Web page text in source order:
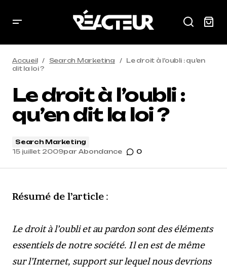
Accueil Search Marketing
Le droit à l’oubli : qu’en
dit la loi ?
Le droit à l’oubli :
qu’en dit la loi ?
Search Marketing
15 juillet 2009par Abondance 0
Résumé de l’article :
Le droit à l’oubli et au pardon sont des éléments
essentiels de notre société. Il en est de même
sur l’Internet, support sur lequel nous devrions